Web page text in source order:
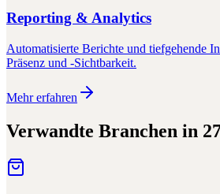
Reporting & Analytics
Automatisierte Berichte und tiefgehende
Präsenz und -Sichtbarkeit.
Mehr erfahren
Verwandte Branchen in